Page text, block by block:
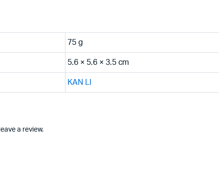
75 g
5.6 × 5.6 × 3.5 cm
KAN LI
a review.